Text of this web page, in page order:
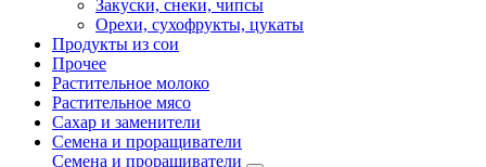
Закуски, снеки, чипсы
Орехи, сухофрукты, цукаты
Продукты из сои
Прочее
Растительное молоко
Растительное мясо
Сахар и заменители
Семена и проращиватели
Семена и проращиватели